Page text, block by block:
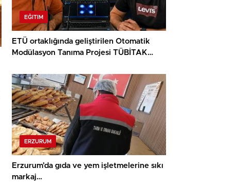
EĞITIM
ETÜ ortaklığında geliştirilen Otomatik
Modülasyon Tanıma Projesi TÜBİTAK
ERZURUM
Erzurum’da gıda ve yem işletmelerine sıkı
markaj…